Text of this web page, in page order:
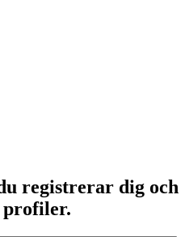
registrerar dig och
profiler.